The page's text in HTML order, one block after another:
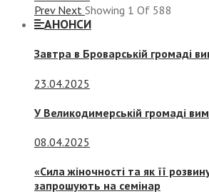
Prev Next Showing 1 Of 588
АНОНСИ
Завтра в Броварській громаді
23.04.2025
У Великодимерській громаді
08.04.2025
«Сила жіночності та як її
запрошують на семінар